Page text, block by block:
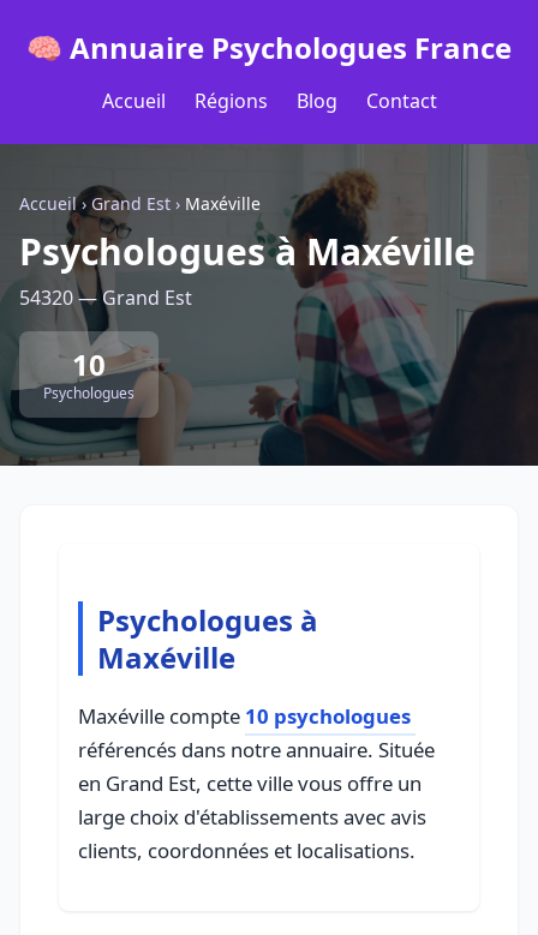
🧠 Annuaire Psychologues France
Accueil Régions Blog Contact
Accueil› Grand Est › Maxéville
Psychologues à Maxéville
54320 — Grand Est
10
Psychologues
Psychologues à
Maxéville
Maxéville compte 10 psychologues
référencés dans notre annuaire. Située
en Grand Est, cette ville vous offre un
large choix d'établissements avec avis
clients, coordonnées et localisations.